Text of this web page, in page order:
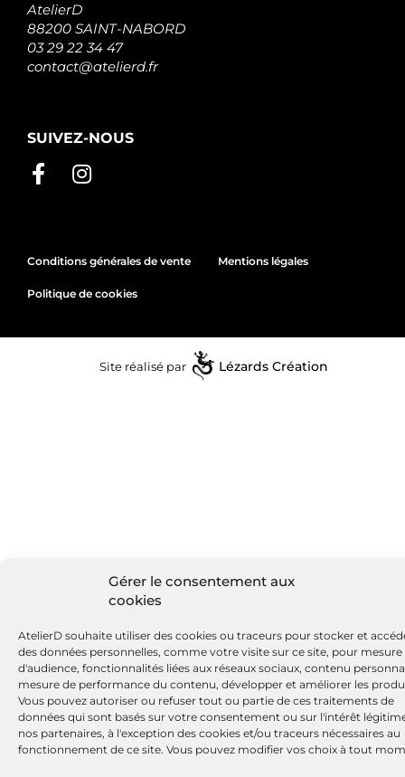
Gérer le consentement aux
cookies
AtelierD souhaite utiliser des cookies ou traceurs pour stocker et
des données personnelles, comme votre visite sur ce site, pour mesure
d'audience, fonctionnalités liées aux réseaux sociaux, contenu
mesure de performance du contenu, développer et améliorer les
Vous pouvez autoriser ou refuser tout ou partie de ces traitements de
données qui sont basés sur votre consentement ou sur l'intérêt
nos partenaires, à l'exception des cookies et/ou traceurs nécessaires au
fonctionnement de ce site. Vous pouvez modifier vos choix à tout
AtelierD
88200 SAINT-NABORD
03 29 22 34 47
contact@atelierd.fr
SUIVEZ-NOUS
Conditions générales de vente Mentions légales
Politique de cookies
Site réalisé par Lézards Création